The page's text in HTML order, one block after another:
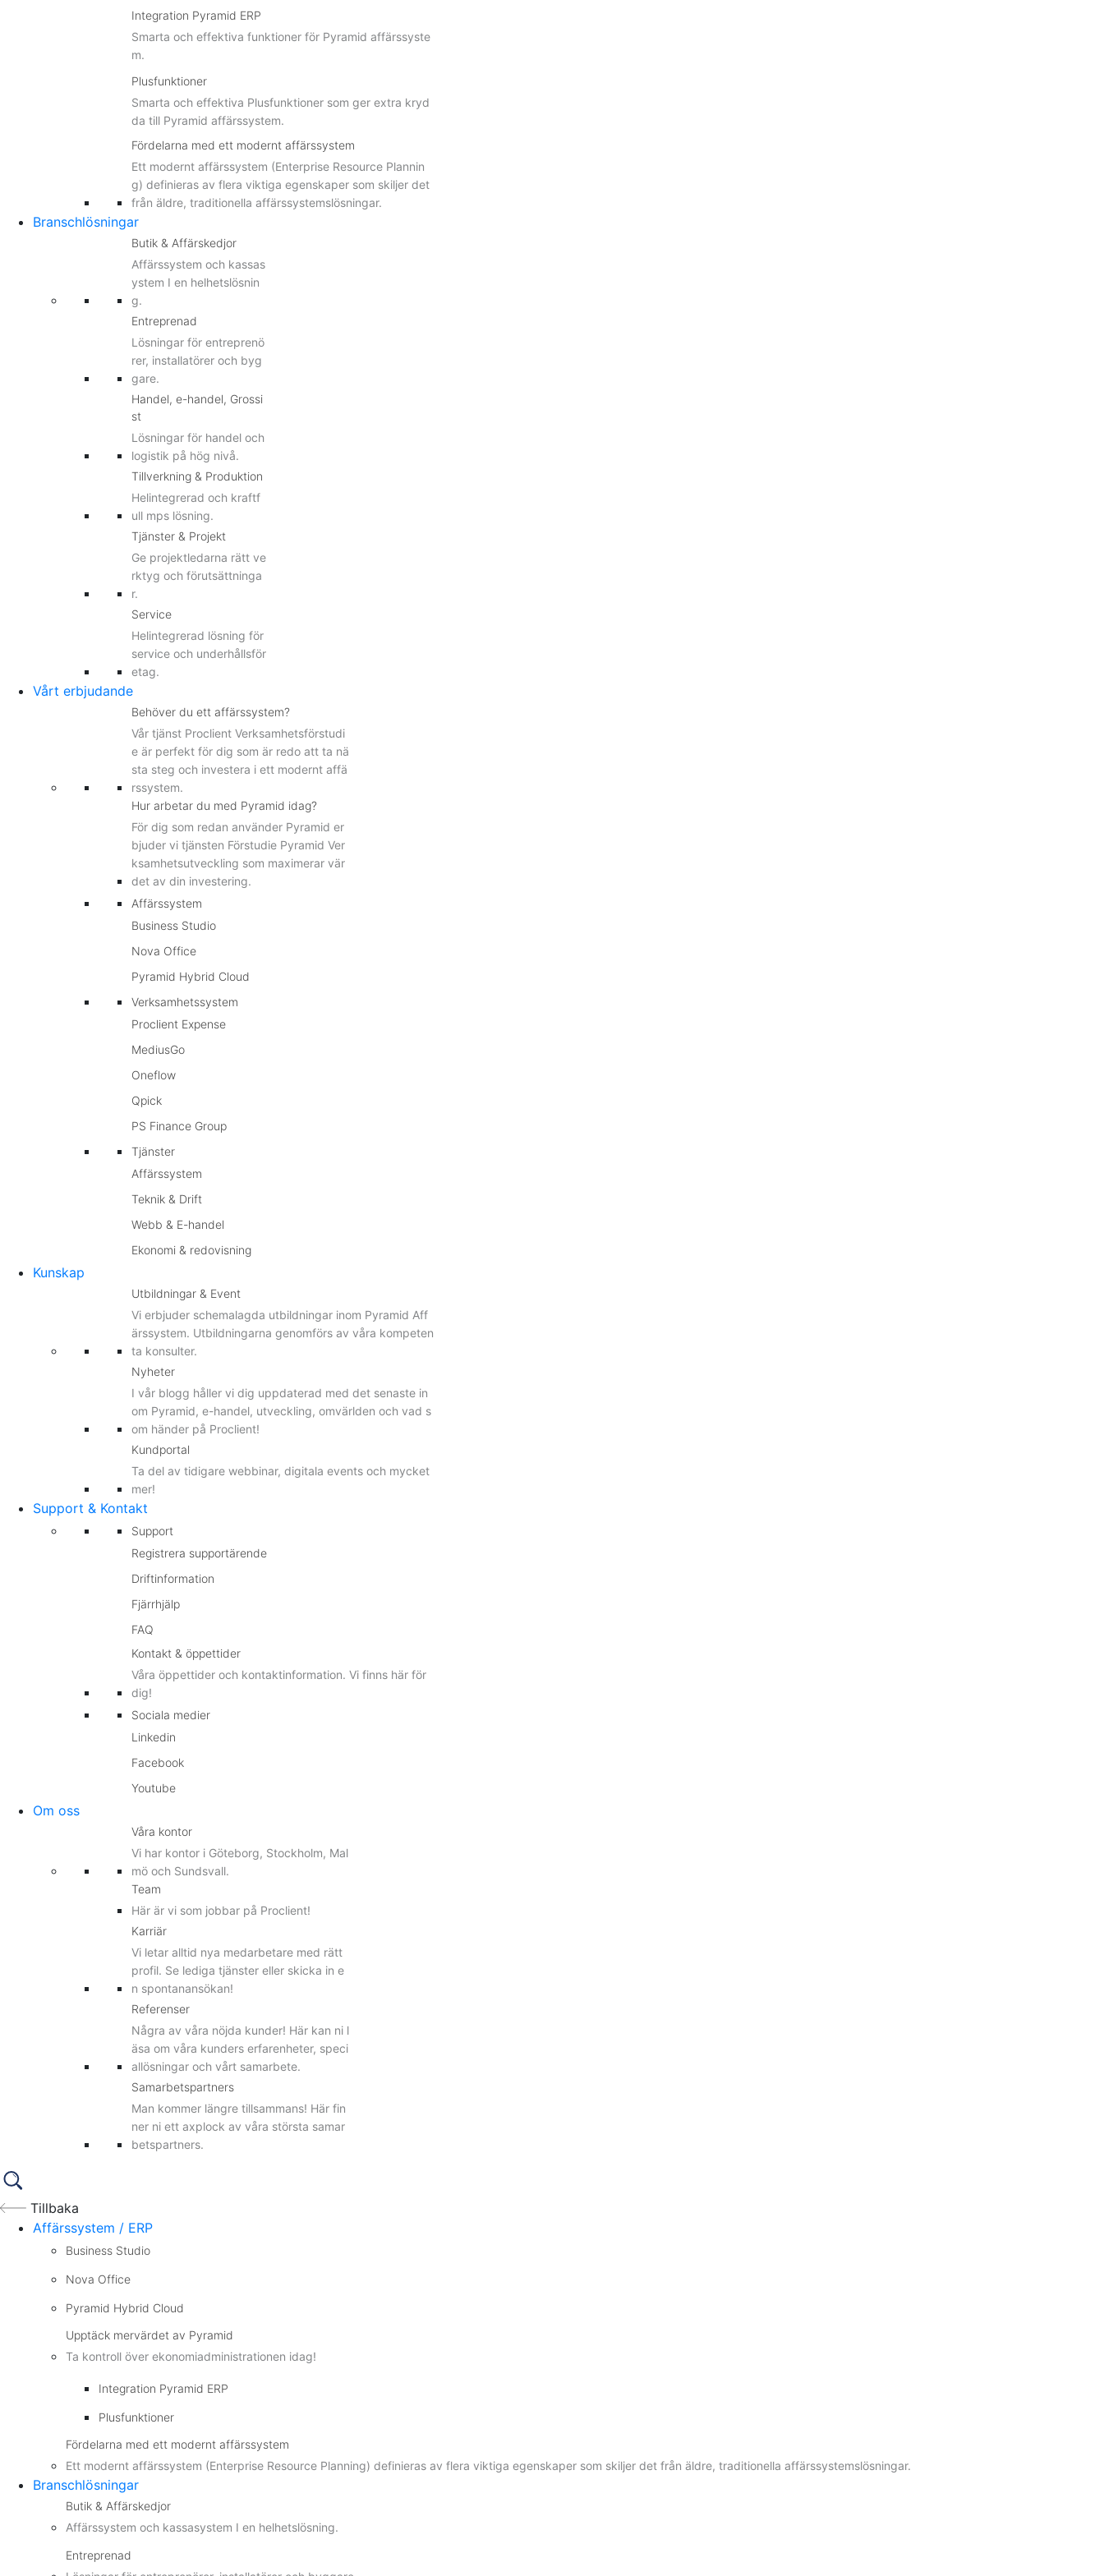
Integration Pyramid ERP
Smarta och effektiva funktioner för Pyramid affärssyste
m.
Plusfunktioner
Smarta och effektiva Plusfunktioner som ger extra kryd
da till Pyramid affärssystem.
Fördelarna med ett modernt affärssystem
Ett modernt affärssystem (Enterprise Resource Plannin
g) definieras av flera viktiga egenskaper som skiljer det
från äldre, traditionella affärssystemslösningar.
Branschlösningar
Butik & Affärskedjor
Affärssystem och kassas
ystem I en helhetslösnin
g.
Entreprenad
Lösningar för entreprenö
rer, installatörer och byg
gare.
Handel, e-handel, Grossi
st
Lösningar för handel och
logistik på hög nivå.
Tillverkning & Produktion
Helintegrerad och kraftf
ull mps lösning.
Tjänster & Projekt
Ge projektledarna rätt ve
rktyg och förutsättninga
r.
Service
Helintegrerad lösning för
service och underhållsför
etag.
Vårt erbjudande
Behöver du ett affärssystem?
Vår tjänst Proclient Verksamhetsförstudi
e är perfekt för dig som är redo att ta nä
sta steg och investera i ett modernt affä
rssystem.
Hur arbetar du med Pyramid idag?
För dig som redan använder Pyramid er
bjuder vi tjänsten Förstudie Pyramid Ver
ksamhetsutveckling som maximerar vär
det av din investering.
Affärssystem
Business Studio
Nova Office
Pyramid Hybrid Cloud
Verksamhetssystem
Proclient Expense
MediusGo
Oneflow
Qpick
PS Finance Group
Tjänster
Affärssystem
Teknik & Drift
Webb & E-handel
Ekonomi & redovisning
Kunskap
Utbildningar & Event
Vi erbjuder schemalagda utbildningar inom Pyramid Aff
ärssystem. Utbildningarna genomförs av våra kompeten
ta konsulter.
Nyheter
I vår blogg håller vi dig uppdaterad med det senaste in
om Pyramid, e-handel, utveckling, omvärlden och vad s
om händer på Proclient!
Kundportal
Ta del av tidigare webbinar, digitala events och mycket
mer!
Support & Kontakt
Support
Registrera supportärende
Driftinformation
Fjärrhjälp
FAQ
Kontakt & öppettider
Våra öppettider och kontaktinformation. Vi finns här för
dig!
Sociala medier
Linkedin
Facebook
Youtube
Om oss
Våra kontor
Vi har kontor i Göteborg, Stockholm, Mal
mö och Sundsvall.
Team
Här är vi som jobbar på Proclient!
Karriär
Vi letar alltid nya medarbetare med rätt
profil. Se lediga tjänster eller skicka in e
n spontanansökan!
Referenser
Några av våra nöjda kunder! Här kan ni l
äsa om våra kunders erfarenheter, speci
allösningar och vårt samarbete.
Samarbetspartners
Man kommer längre tillsammans! Här fin
ner ni ett axplock av våra största samar
betspartners.
Tillbaka
Affärssystem / ERP
Business Studio
Nova Office
Pyramid Hybrid Cloud
Upptäck mervärdet av Pyramid
Ta kontroll över ekonomiadministrationen idag!
Integration Pyramid ERP
Plusfunktioner
Fördelarna med ett modernt affärssystem
Ett modernt affärssystem (Enterprise Resource Planning) definieras av flera viktiga egenskaper som skiljer det från äldre, traditionella affärssystemslösningar.
Branschlösningar
Butik & Affärskedjor
Affärssystem och kassasystem I en helhetslösning.
Entreprenad